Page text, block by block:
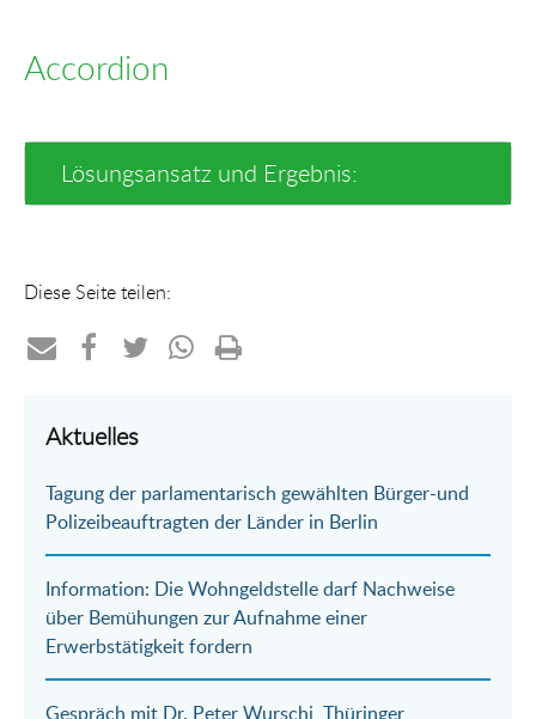
Accordion
Lösungsansatz und Ergebnis:
Diese Seite teilen:
per
Mail
auf
Aktuelles
Tagung der parlamentarisch gewählten Bürger-und
Polizeibeauftragten der Länder in Berlin
Information: Die Wohngeldstelle darf Nachweise
über Bemühungen zur Aufnahme einer
Erwerbstätigkeit fordern
Gespräch mit Dr. Peter Wurschi, Thüringer